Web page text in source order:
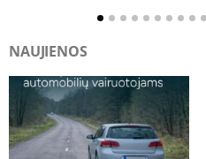
NAUJIENOS